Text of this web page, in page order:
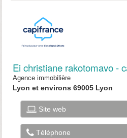
Ei christiane rakotomavo -
Agence immobilière
Lyon et environs 69005 Lyon
Site web
Téléphone